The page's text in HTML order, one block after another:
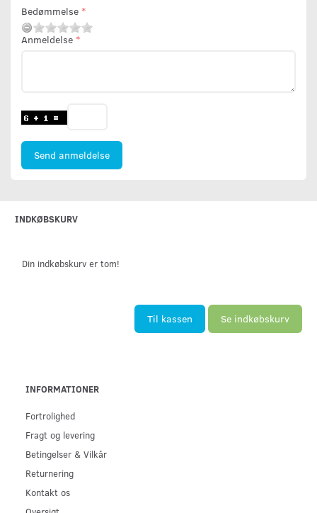
Bedømmelse
Anmeldelse
Send anmeldelse
INDKØBSKURV
Din indkøbskurv er tom!
Til kassen Se indkøbskurv
INFORMATIONER
Fortrolighed
Fragt og levering
Betingelser & Vilkår
Returnering
Kontakt os